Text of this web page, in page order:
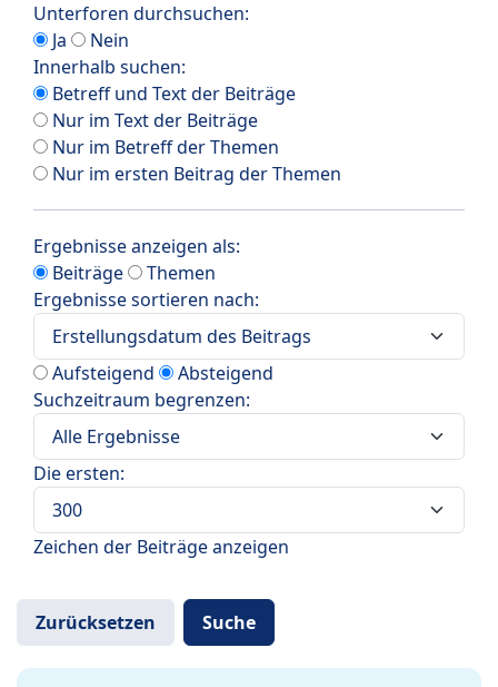
Unterforen durchsuchen:
Ja
Nein
Innerhalb suchen:
Betreff und Text der Beiträge
Nur im Text der Beiträge
Nur im Betreff der Themen
Nur im ersten Beitrag der Themen
Ergebnisse anzeigen als:
Beiträge
Themen
Ergebnisse sortieren nach:
Aufsteigend
Absteigend
Suchzeitraum begrenzen:
Die ersten:
Zeichen der Beiträge anzeigen